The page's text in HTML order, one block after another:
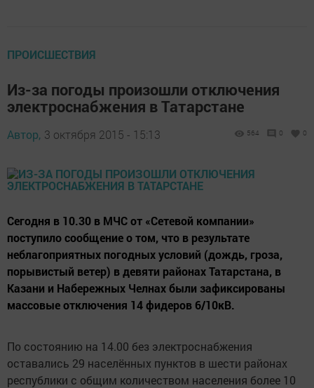
ПРОИСШЕСТВИЯ
Из-за погоды произошли отключения
электроснабжения в Татарстане
Автор, 3 октября 2015 - 15:13 564 0 0
Сегодня в 10.30 в МЧС от «Сетевой компании»
поступило сообщение о том, что в результате
неблагоприятных погодных условий (дождь, гроза,
порывистый ветер) в девяти районах Татарстана, в
Казани и Набережных Челнах были зафиксированы
массовые отключения 14 фидеров 6/10кВ.
По состоянию на 14.00 без электроснабжения
оставались 29 населённых пунктов в шести районах
республики с общим количеством населения более 10